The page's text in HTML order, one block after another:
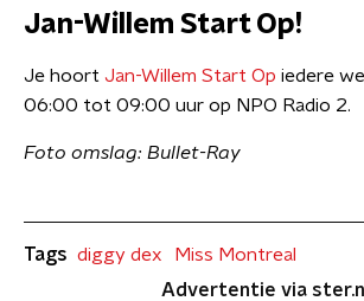
Jan-Willem Start Op!
Je hoort Jan-Willem Start Op iedere
06:00 tot 09:00 uur op NPO Radio 2.
Foto omslag: Bullet-Ray
Tags diggy dex
Miss Montreal
Advertentie via ster.nl